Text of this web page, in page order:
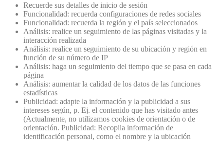
Recuerde sus detalles de inicio de sesión
Funcionalidad: recuerda configuraciones de redes sociales
Funcionalidad: recuerda la región y el país seleccionados
Análisis: realice un seguimiento de las páginas visitadas y la
interacción realizada
Análisis: realice un seguimiento de su ubicación y región en
función de su número de IP
Análisis: haga un seguimiento del tiempo que se pasa en cada
página
Análisis: aumentar la calidad de los datos de las funciones
estadísticas
Publicidad: adapte la información y la publicidad a sus
intereses según, p. Ej. el contenido que has visitado antes
(Actualmente, no utilizamos cookies de orientación o de
orientación. Publicidad: Recopila información de
identificación personal, como el nombre y la ubicación